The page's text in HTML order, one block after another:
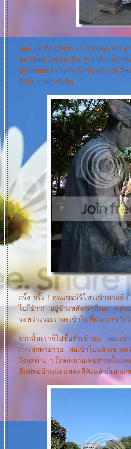
ตอนแรกก็สงสัยว่า เอ! นี่มันคนจริง
คนให้สตางค์ เขาก็จะรู้เขาก็จะขยับ
มีคนหยอดสตางค์ลงไปทีมันก็จะมีเสี
สีเงิน ๆ อย่างที่เห็น
กริ๊ง กริ๊ง ! คุณเชอร์รี่โทรเข้ามาแล้
ไปก็อ้าว! อยู่ข้างหลังเรานี่เอง แต่
ระหว่างรอเราจะเข้าไปที่พระราชวั
จากนั้นเราก็ไปซื้อตั๋วเข้าชม ก่อนเข้
การพกพาอาวุธ พอเข้าไปแล้วเขาจะ
ถึงจุดต่าง ๆ ก็กดหมายเลขตามนั้นแ
มีแต่พ่อบ้านน่ะแหล่ะที่ฟังแล้วก็เอา